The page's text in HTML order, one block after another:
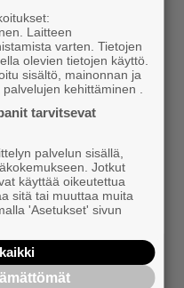
—Kust-Österbottens
Laitteen
varten. Tietojen
olevien tietojen käyttö.
sisältö, mainonnan ja
kehittäminen .
tarvitsevat
palvelun sisällä,
Jotkut
käyttää oikeutettua
sitä tai muuttaa muita
'Asetukset' sivun